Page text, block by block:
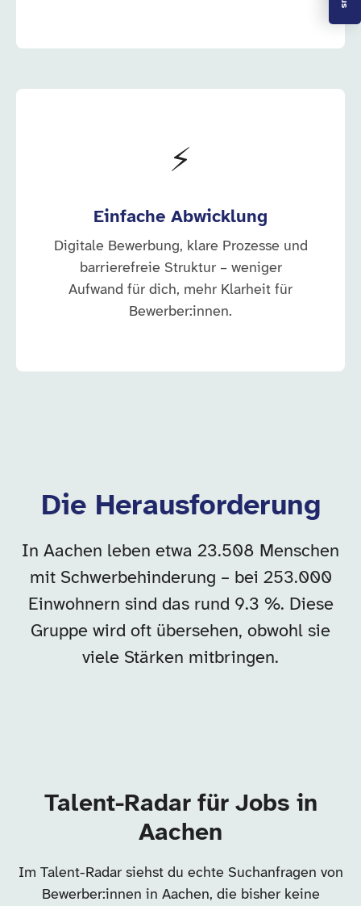
⚡
Einfache Abwicklung
Digitale Bewerbung, klare Prozesse und
barrierefreie Struktur – weniger
Aufwand für dich, mehr Klarheit für
Bewerber:innen.
Die Herausforderung
In Aachen leben etwa 23.508 Menschen
mit Schwerbehinderung – bei 253.000
Einwohnern sind das rund 9.3 %. Diese
Gruppe wird oft übersehen, obwohl sie
viele Stärken mitbringen.
Talent-Radar für Jobs in
Aachen
Im Talent-Radar siehst du echte Suchanfragen von
Bewerber:innen in Aachen, die bisher keine